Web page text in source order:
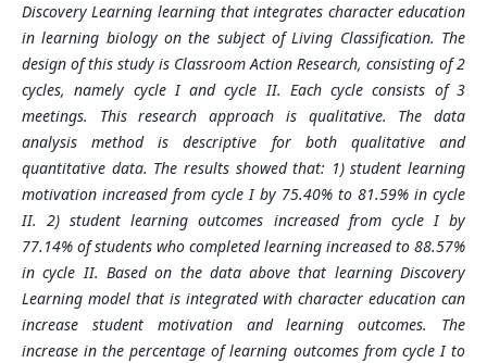
Discovery Learning learning that integrates character education
in learning biology on the subject of Living Classification. The
design of this study is Classroom Action Research, consisting of 2
cycles, namely cycle I and cycle II. Each cycle consists of 3
meetings. This research approach is qualitative. The data
analysis method is descriptive for both qualitative and
quantitative data. The results showed that: 1) student learning
motivation increased from cycle I by 75.40% to 81.59% in cycle
II. 2) student learning outcomes increased from cycle I by
77.14% of students who completed learning increased to 88.57%
in cycle II. Based on the data above that learning Discovery
Learning model that is integrated with character education can
increase student motivation and learning outcomes. The
increase in the percentage of learning outcomes from cycle I to